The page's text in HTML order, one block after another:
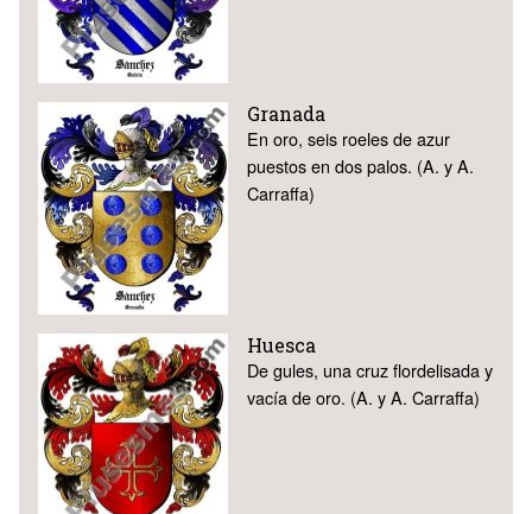
Granada
En oro, seis roeles de azur
puestos en dos palos. (A. y A.
Carraffa)
Huesca
De gules, una cruz flordelisada y
vacía de oro. (A. y A. Carraffa)